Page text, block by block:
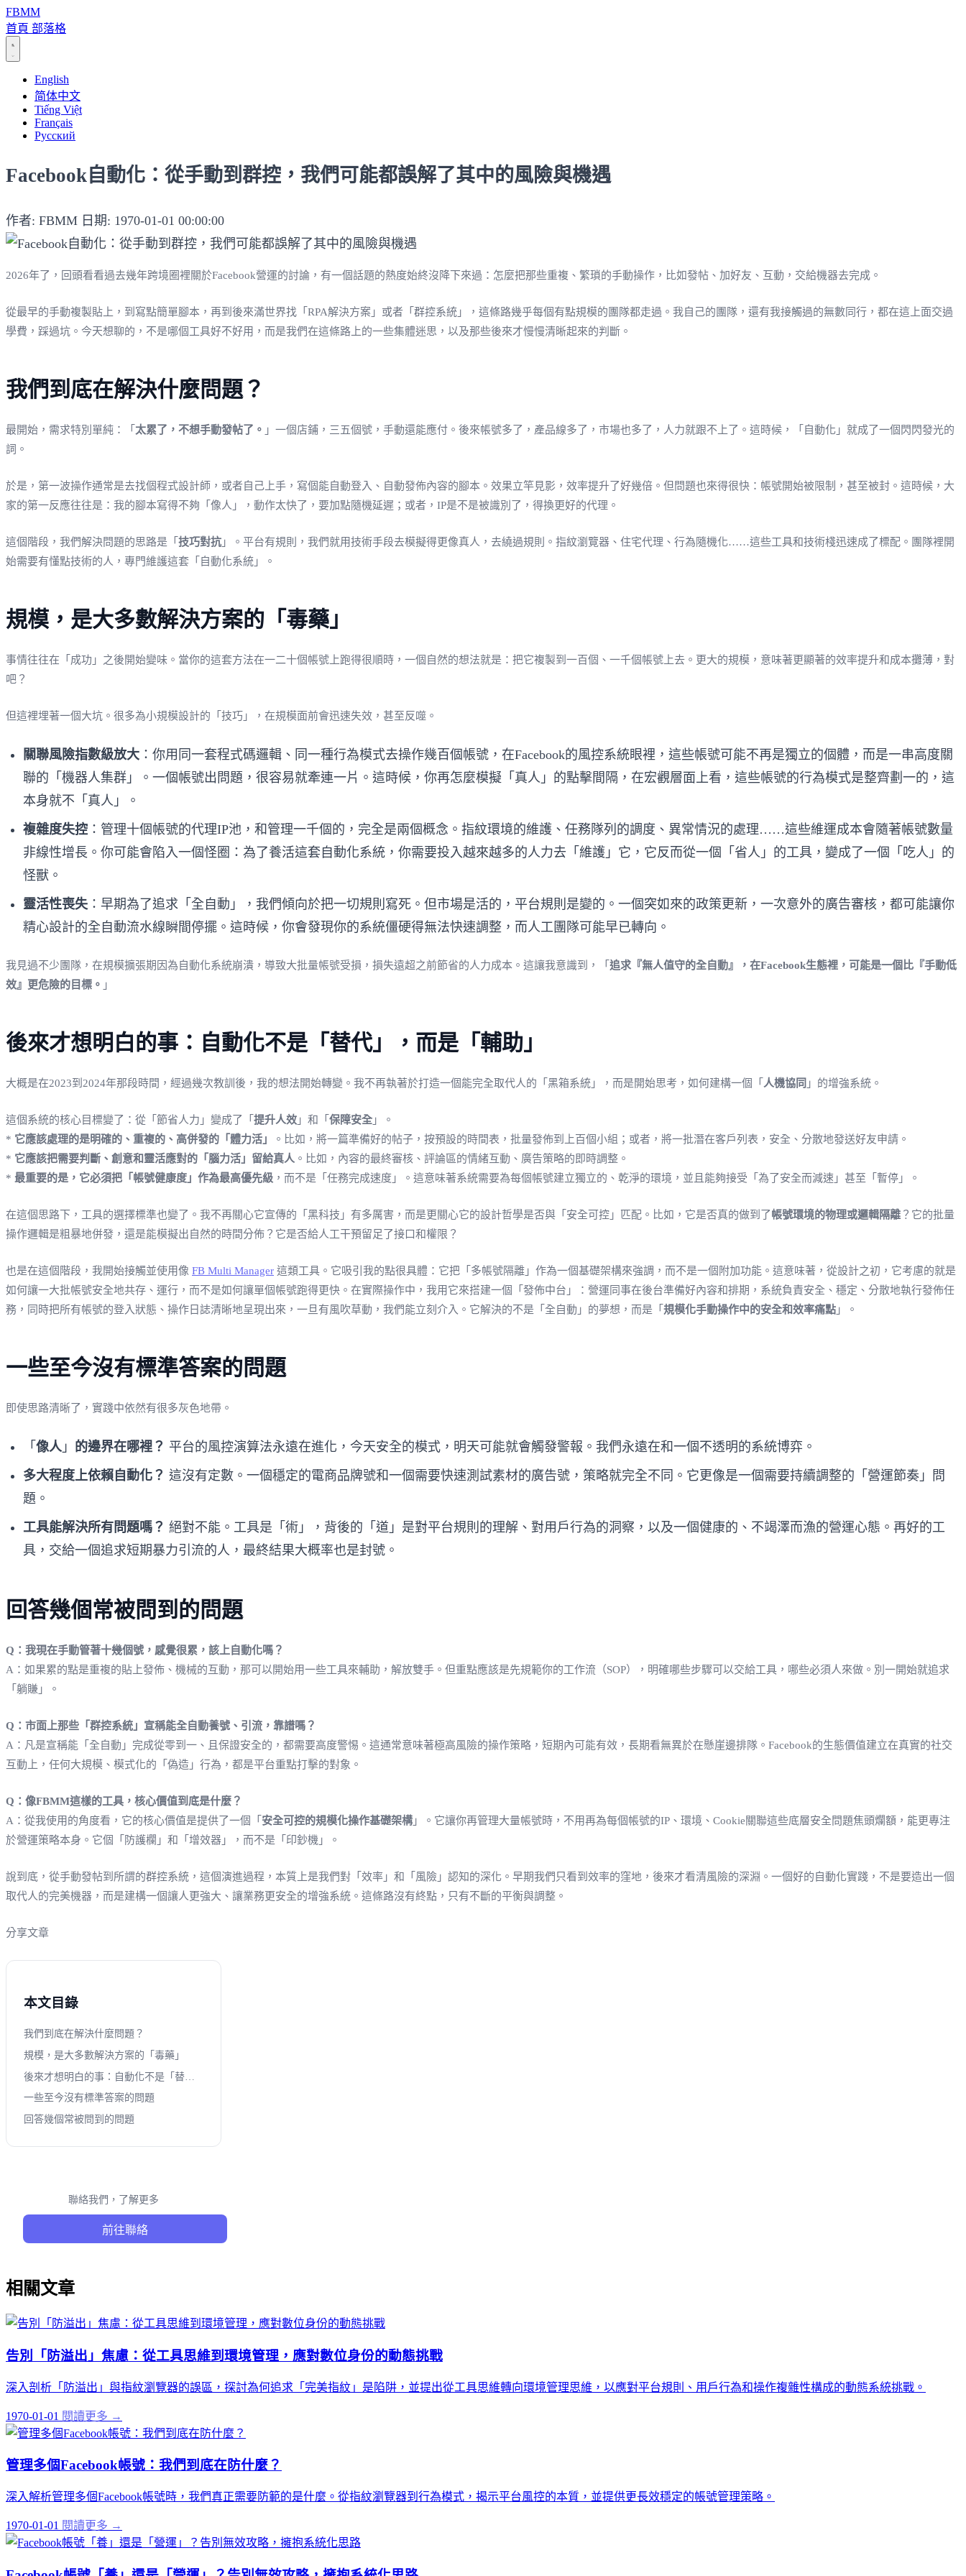
FBMM
首頁 部落格
English
简体中文
Tiếng Việt
Français
Русский
Facebook自動化：從手動到群控，我們可能都誤解了其中的風險與機遇
作者: FBMM 日期: 1970-01-01 00:00:00
2026年了，回頭看看過去幾年跨境圈裡關於Facebook營運的討論，有一個話題的熱度始終沒降下來過：怎麼把那些重複、繁瑣的手動操作，比如發帖、加好友、互動，交給機器去完成。
從最早的手動複製貼上，到寫點簡單腳本，再到後來滿世界找「RPA解決方案」或者「群控系統」，這條路幾乎每個有點規模的團隊都走過。我自己的團隊，還有我接觸過的無數同行，都在這上面交過
學費，踩過坑。今天想聊的，不是哪個工具好不好用，而是我們在這條路上的一些集體迷思，以及那些後來才慢慢清晰起來的判斷。
我們到底在解決什麼問題？
最開始，需求特別單純：「 太累了，不想手動發帖了。 」一個店鋪，三五個號，手動還能應付。後來帳號多了，產品線多了，市場也多了，人力就跟不上了。這時候，「自動化」就成了一個閃閃發光的
詞。
於是，第一波操作通常是去找個程式設計師，或者自己上手，寫個能自動登入、自動發佈內容的腳本。效果立竿見影，效率提升了好幾倍。但問題也來得很快：帳號開始被限制，甚至被封。這時候，大
家的第一反應往往是：我的腳本寫得不夠「像人」，動作太快了，要加點隨機延遲；或者，IP是不是被識別了，得換更好的代理。
這個階段，我們解決問題的思路是「 技巧對抗 」。平台有規則，我們就用技術手段去模擬得更像真人，去繞過規則。指紋瀏覽器、住宅代理、行為隨機化……這些工具和技術棧迅速成了標配。團隊裡開
始需要有懂點技術的人，專門維護這套「自動化系統」。
規模，是大多數解決方案的「毒藥」
事情往往在「成功」之後開始變味。當你的這套方法在一二十個帳號上跑得很順時，一個自然的想法就是：把它複製到一百個、一千個帳號上去。更大的規模，意味著更顯著的效率提升和成本攤薄，對
吧？
但這裡埋著一個大坑。很多為小規模設計的「技巧」，在規模面前會迅速失效，甚至反噬。
關聯風險指數級放大 ：你用同一套程式碼邏輯、同一種行為模式去操作幾百個帳號，在Facebook的風控系統眼裡，這些帳號可能不再是獨立的個體，而是一串高度關
聯的「機器人集群」。一個帳號出問題，很容易就牽連一片。這時候，你再怎麼模擬「真人」的點擊間隔，在宏觀層面上看，這些帳號的行為模式是整齊劃一的，這
本身就不「真人」。
複雜度失控 ：管理十個帳號的代理IP池，和管理一千個的，完全是兩個概念。指紋環境的維護、任務隊列的調度、異常情況的處理……這些維運成本會隨著帳號數量
非線性增長。你可能會陷入一個怪圈：為了養活這套自動化系統，你需要投入越來越多的人力去「維護」它，它反而從一個「省人」的工具，變成了一個「吃人」的
怪獸。
靈活性喪失 ：早期為了追求「全自動」，我們傾向於把一切規則寫死。但市場是活的，平台規則是變的。一個突如來的政策更新，一次意外的廣告審核，都可能讓你
精心設計的全自動流水線瞬間停擺。這時候，你會發現你的系統僵硬得無法快速調整，而人工團隊可能早已轉向。
我見過不少團隊，在規模擴張期因為自動化系統崩潰，導致大批量帳號受損，損失遠超之前節省的人力成本。這讓我意識到，「 追求『無人值守的全自動』，在Facebook生態裡，可能是一個比『手動低
效』更危險的目標。 」
後來才想明白的事：自動化不是「替代」，而是「輔助」
大概是在2023到2024年那段時間，經過幾次教訓後，我的想法開始轉變。我不再執著於打造一個能完全取代人的「黑箱系統」，而是開始思考，如何建構一個「 人機協同 」的增強系統。
這個系統的核心目標變了：從「節省人力」變成了「 提升人效 」和「 保障安全 」。
* 它應該處理的是明確的、重複的、高併發的「體力活」
。比如，將一篇準備好的帖子，按預設的時間表，批量發佈到上百個小組；或者，將一批潛在客戶列表，安全、分散地發送好友申請。
* 它應該把需要判斷、創意和靈活應對的「腦力活」留給真人 。比如，內容的最終審核、評論區的情緒互動、廣告策略的即時調整。
* 最重要的是，它必須把「帳號健康度」作為最高優先級 ，而不是「任務完成速度」。這意味著系統需要為每個帳號建立獨立的、乾淨的環境，並且能夠接受「為了安全而減速」甚至「暫停」。
在這個思路下，工具的選擇標準也變了。我不再關心它宣傳的「黑科技」有多厲害，而是更關心它的設計哲學是否與「安全可控」匹配。比如，它是否真的做到了帳號環境的物理或邏輯隔離 ？它的批量
操作邏輯是粗暴地併發，還是能模擬出自然的時間分佈？它是否給人工干預留足了接口和權限？
也是在這個階段，我開始接觸並使用像 FB Multi Manager 這類工具。它吸引我的點很具體：它把「多帳號隔離」作為一個基礎架構來強調，而不是一個附加功能。這意味著，從設計之初，它考慮的就是
如何讓一大批帳號安全地共存、運行，而不是如何讓單個帳號跑得更快。在實際操作中，我用它來搭建一個「發佈中台」：營運同事在後台準備好內容和排期，系統負責安全、穩定、分散地執行發佈任
務，同時把所有帳號的登入狀態、操作日誌清晰地呈現出來，一旦有風吹草動，我們能立刻介入。它解決的不是「全自動」的夢想，而是「 規模化手動操作中的安全和效率痛點 」。
一些至今沒有標準答案的問題
即使思路清晰了，實踐中依然有很多灰色地帶。
「 像人 」 的邊界在哪裡？ 平台的風控演算法永遠在進化，今天安全的模式，明天可能就會觸發警報。我們永遠在和一個不透明的系統博弈。
多大程度上依賴自動化？ 這沒有定數。一個穩定的電商品牌號和一個需要快速測試素材的廣告號，策略就完全不同。它更像是一個需要持續調整的「營運節奏」問
題。
工具能解決所有問題嗎？ 絕對不能。工具是「術」，背後的「道」是對平台規則的理解、對用戶行為的洞察，以及一個健康的、不竭澤而漁的營運心態。再好的工
具，交給一個追求短期暴力引流的人，最終結果大概率也是封號。
回答幾個常被問到的問題
Q：我現在手動管著十幾個號，感覺很累，該上自動化嗎？
A：如果累的點是重複的貼上發佈、機械的互動，那可以開始用一些工具來輔助，解放雙手。但重點應該是先規範你的工作流（SOP），明確哪些步驟可以交給工具，哪些必須人來做。別一開始就追求
「躺賺」。
Q：市面上那些「群控系統」宣稱能全自動養號、引流，靠譜嗎？
A：凡是宣稱能「全自動」完成從零到一、且保證安全的，都需要高度警惕。這通常意味著極高風險的操作策略，短期內可能有效，長期看無異於在懸崖邊排隊。Facebook的生態價值建立在真實的社交
互動上，任何大規模、模式化的「偽造」行為，都是平台重點打擊的對象。
Q：像FBMM這樣的工具，核心價值到底是什麼？
A：從我使用的角度看，它的核心價值是提供了一個「 安全可控的規模化操作基礎架構」。它讓你再管理大量帳號時，不用再為每個帳號的IP、環境、Cookie關聯這些底層安全問題焦頭爛額，能更專注
於營運策略本身。它個「防護欄」和「增效器」，而不是「印鈔機」。
說到底，從手動發帖到所謂的群控系統，這個演進過程，本質上是我們對「效率」和「風險」認知的深化。早期我們只看到效率的窪地，後來才看清風險的深淵。一個好的自動化實踐，不是要造出一個
取代人的完美機器，而是建構一個讓人更強大、讓業務更安全的增強系統。這條路沒有終點，只有不斷的平衡與調整。
分享文章
本文目錄
我們到底在解決什麼問題？
規模，是大多數解決方案的「毒藥」
一些至今沒有標準答案的問題
回答幾個常被問到的問題
聯絡我們，了解更多
前往聯絡
相關文章
告別「防溢出」焦慮：從工具思維到環境管理，應對數位身份的動態挑戰
深入剖析「防溢出」與指紋瀏覽器的誤區，探討為何追求「完美指紋」是陷阱，並提出從工具思維轉向環境管理思維，以應對平台規則、用戶行為和操作複雜性構成的動態系統挑戰。
1970-01-01 閱讀更多 →
管理多個Facebook帳號：我們到底在防什麼？
深入解析管理多個Facebook帳號時，我們真正需要防範的是什麼。從指紋瀏覽器到行為模式，揭示平台風控的本質，並提供更長效穩定的帳號管理策略。
1970-01-01 閱讀更多 →